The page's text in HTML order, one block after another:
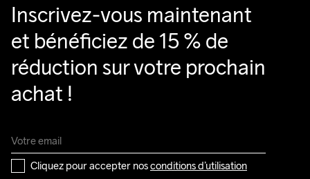
Inscrivez-vous maintenant
et bénéficiez de 15 % de
réduction sur votre prochain
achat !
Cliquez pour accepter nos conditions d’utilisation